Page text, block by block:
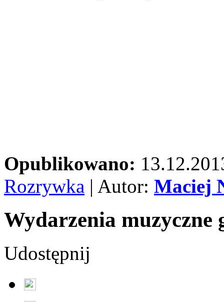
Opublikowano:
Rozrywka | Autor: Maciej
Wydarzenia muzyczne
Udostępnij